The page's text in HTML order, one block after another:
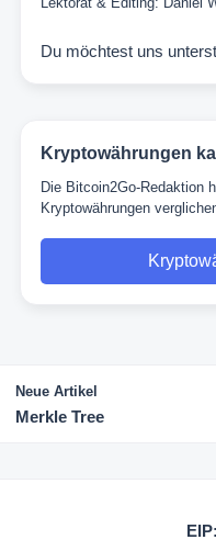
Du möchtest uns
Kryptowährungen
Die Bitcoin2Go-Redaktion
Kryptowährungen
Neue Artikel
Merkle Tree